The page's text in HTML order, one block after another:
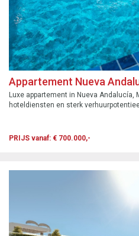
Appartement Nueva
Luxe appartement in Nueva Andalucía,
hoteldiensten en sterk
PRIJS vanaf: € 700.000,-